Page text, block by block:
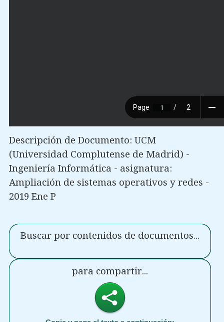
Descripción de Documento: UCM
(Universidad Complutense de Madrid) -
Ingeniería Informática - asignatura:
Ampliación de sistemas operativos y redes -
2019 Ene P
Buscar por contenidos de documentos...
para compartir...